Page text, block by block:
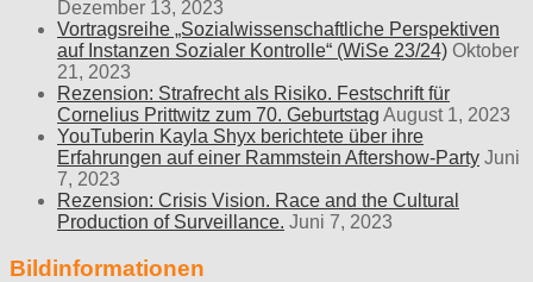
Dezember 13, 2023
Vortragsreihe „Sozialwissenschaftliche Perspektiven
auf Instanzen Sozialer Kontrolle“ (WiSe 23/24) Oktober
21, 2023
Rezension: Strafrecht als Risiko. Festschrift für
Cornelius Prittwitz zum 70. Geburtstag August 1, 2023
YouTuberin Kayla Shyx berichtete über ihre
Erfahrungen auf einer Rammstein Aftershow-Party Juni
7, 2023
Rezension: Crisis Vision. Race and the Cultural
Production of Surveillance. Juni 7, 2023
Bildinformationen